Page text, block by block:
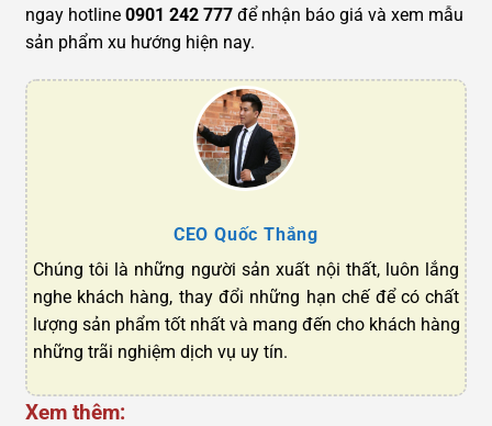
ngay hotline 0901 242 777 để nhận báo giá và xem mẫu
sản phẩm xu hướng hiện nay.
CEO Quốc Thắng
Chúng tôi là những người sản xuất nội thất, luôn lắng
nghe khách hàng, thay đổi những hạn chế để có chất
lượng sản phẩm tốt nhất và mang đến cho khách hàng
những trãi nghiệm dịch vụ uy tín.
Xem thêm: